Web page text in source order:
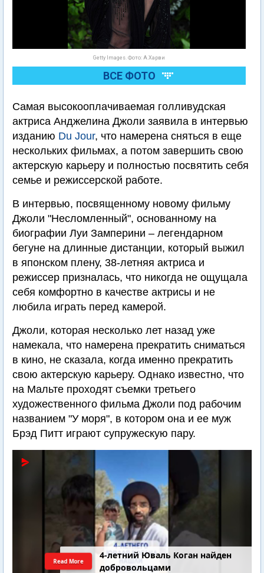
Getty Images. Фото: А.Харви
ВСЕ ФОТО
Самая высокооплачиваемая голливудская
актриса Анджелина Джоли заявила в интервью
изданию Du Jour, что намерена сняться в еще
нескольких фильмах, а потом завершить свою
актерскую карьеру и полностью посвятить себя
семье и режиссерской работе.
В интервью, посвященному новому фильму
Джоли "Несломленный", основанному на
биографии Луи Замперини – легендарном
бегуне на длинные дистанции, который выжил
в японском плену, 38-летняя актриса и
режиссер призналась, что никогда не ощущала
себя комфортно в качестве актрисы и не
любила играть перед камерой.
Джоли, которая несколько лет назад уже
намекала, что намерена прекратить сниматься
в кино, не сказала, когда именно прекратить
свою актерскую карьеру. Однако известно, что
на Мальте проходят съемки третьего
художественного фильма Джоли под рабочим
названием "У моря", в котором она и ее муж
Брэд Питт играют супружескую пару.
4-летний Юваль Коган найден
добровольцами
Read More